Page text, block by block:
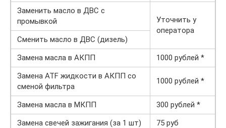
Заменить масло в ДВС с
промывкой
Уточнить у
оператора
Сменить масло в ДВС (дизель)
Замена масла в АКПП
1000 рублей *
Замена ATF жидкости в АКПП со
сменой фильтра
1000 рублей *
Замена масла в МКПП
300 рублей *
Замена свечей зажигания (за 1 шт)
75 руб